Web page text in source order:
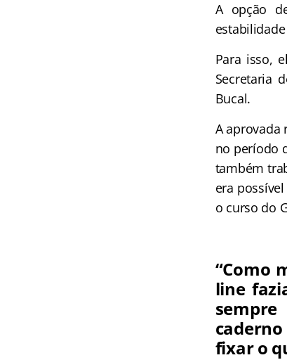
A opção
Para isso,
Secretaria
Bucal.
A aprovada
no período
também
era
o curso do
“Como
line
fixar o